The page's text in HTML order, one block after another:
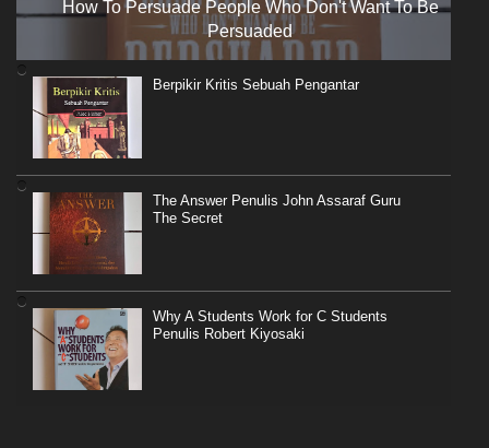
How To Persuade People Who Don't Want To Be
Persuaded
Berpikir Kritis Sebuah Pengantar
The Answer Penulis John Assaraf Guru
The Secret
Why A Students Work for C Students
Penulis Robert Kiyosaki